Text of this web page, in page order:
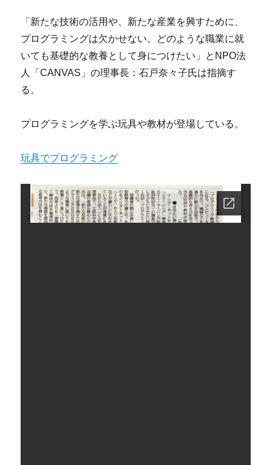
「新たな技術の活用や、新たな産業を興すために、
プログラミングは欠かせない。どのような職業に就
いても基礎的な教養として身につけたい」とNPO法
人「CANVAS」の理事長：石戸奈々子氏は指摘す
る。
プログラミングを学ぶ玩具や教材が登場している。
玩具でプログラミング